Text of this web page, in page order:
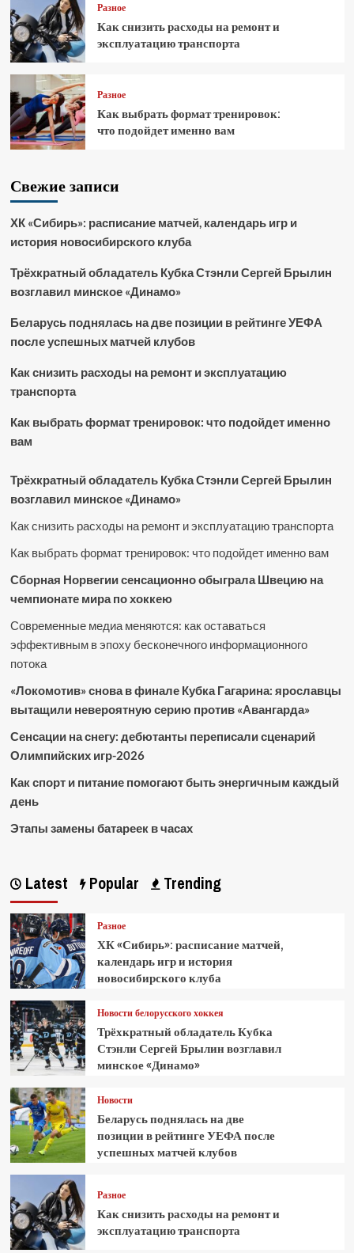
Разное
Как снизить расходы на ремонт и
эксплуатацию транспорта
Разное
Как выбрать формат тренировок:
что подойдет именно вам
Свежие записи
ХК «Сибирь»: расписание матчей, календарь игр и
история новосибирского клуба
Трёхкратный обладатель Кубка Стэнли Сергей Брылин
возглавил минское «Динамо»
Беларусь поднялась на две позиции в рейтинге УЕФА
после успешных матчей клубов
Как снизить расходы на ремонт и эксплуатацию
транспорта
Как выбрать формат тренировок: что подойдет именно
вам
Трёхкратный обладатель Кубка Стэнли Сергей Брылин
возглавил минское «Динамо»
Как снизить расходы на ремонт и эксплуатацию транспорта
Как выбрать формат тренировок: что подойдет именно вам
Сборная Норвегии сенсационно обыграла Швецию на
чемпионате мира по хоккею
Современные медиа меняются: как оставаться
эффективным в эпоху бесконечного информационного
потока
«Локомотив» снова в финале Кубка Гагарина: ярославцы
вытащили невероятную серию против «Авангарда»
Сенсации на снегу: дебютанты переписали сценарий
Олимпийских игр-2026
Как спорт и питание помогают быть энергичным каждый
день
Этапы замены батареек в часах
Latest Popular Trending
Разное
ХК «Сибирь»: расписание матчей,
календарь игр и история
новосибирского клуба
Новости белорусского хоккея
Трёхкратный обладатель Кубка
Стэнли Сергей Брылин возглавил
минское «Динамо»
Новости
Беларусь поднялась на две
позиции в рейтинге УЕФА после
успешных матчей клубов
Разное
Как снизить расходы на ремонт и
эксплуатацию транспорта